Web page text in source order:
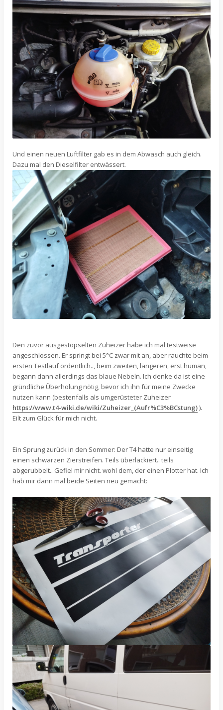
Und einen neuen Luftfilter gab es in dem Abwasch auch gleich.
Dazu mal den Dieselfilter entwässert.
Den zuvor ausgestöpselten Zuheizer habe ich mal testweise
angeschlossen. Er springt bei 5°C zwar mit an, aber rauchte beim
ersten Testlauf ordentlich.., beim zweiten, längeren, erst human,
begann dann allerdings das blaue Nebeln. Ich denke da ist eine
gründliche Überholung nötig, bevor ich ihn für meine Zwecke
nutzen kann (bestenfalls als umgerüsteter Zuheizer
https://www.t4-wiki.de/wiki/Zuheizer_(Aufr%C3%BCstung)).
Eilt zum Glück für mich nicht.
Ein Sprung zurück in den Sommer: Der T4 hatte nur einseitig
einen schwarzen Zierstreifen. Teils überlackiert.. teils
abgerubbelt.. Gefiel mir nicht. wohl dem, der einen Plotter hat. Ich
hab mir dann mal beide Seiten neu gemacht: